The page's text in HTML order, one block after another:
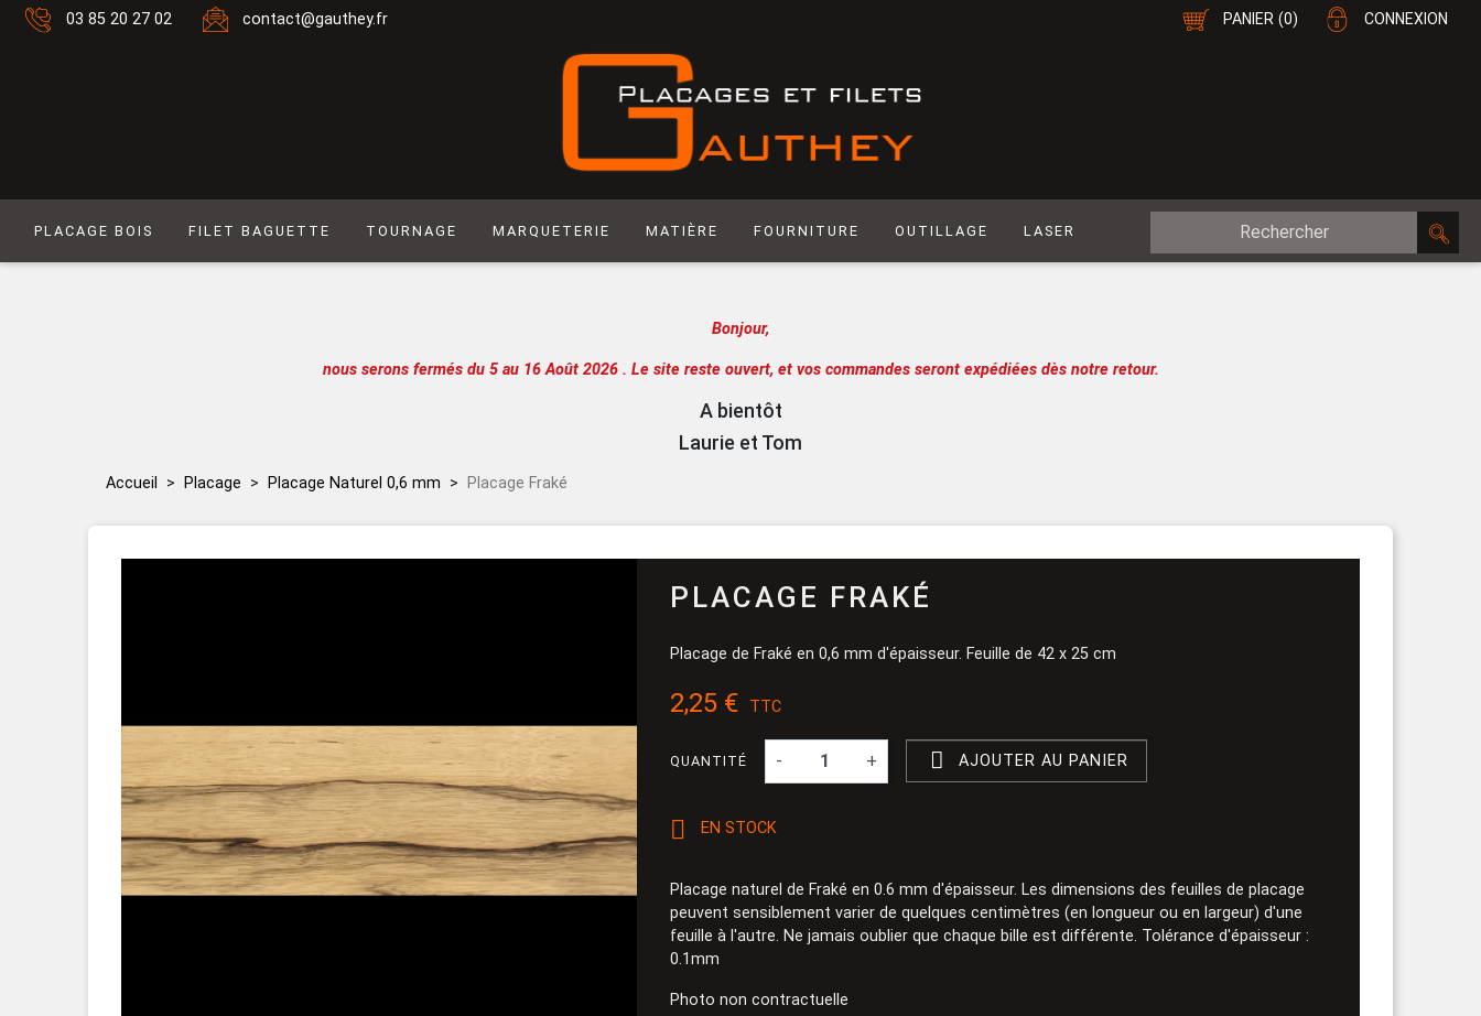
03 85 20 27 02 contact@gauthey.fr CONNEXION
PANIER (0)
PLACAGE BOIS
Lot de placages
FILET BAGUETTE TOURNAGE MARQUETERIE MATIÈRE
Laser
FOURNITURE
Colle
Produit de Finition
Panneau support
Papier
OUTILLAGE
Racloir
Ponçage
LASER
Placage Double-Face
Bonjour,
nous serons fermés du 5 au 16 Août 2026 . Le site reste ouvert, et vos commandes seront expédiées dès notre retour.
A bientôt
Laurie et Tom
Accueil Placage Placage Naturel 0,6 mm Placage Fraké
PLACAGE FRAKÉ
Placage de Fraké en 0,6 mm d'épaisseur. Feuille de 42 x 25 cm
2,25 € TTC
QUANTITÉ - +  AJOUTER AU PANIER
 EN STOCK
Placage naturel de Fraké en 0.6 mm d'épaisseur. Les dimensions des feuilles de placage
peuvent sensiblement varier de quelques centimètres (en longueur ou en largeur) d'une
feuille à l'autre. Ne jamais oublier que chaque bille est différente. Tolérance d'épaisseur :
0.1mm
Photo non contractuelle